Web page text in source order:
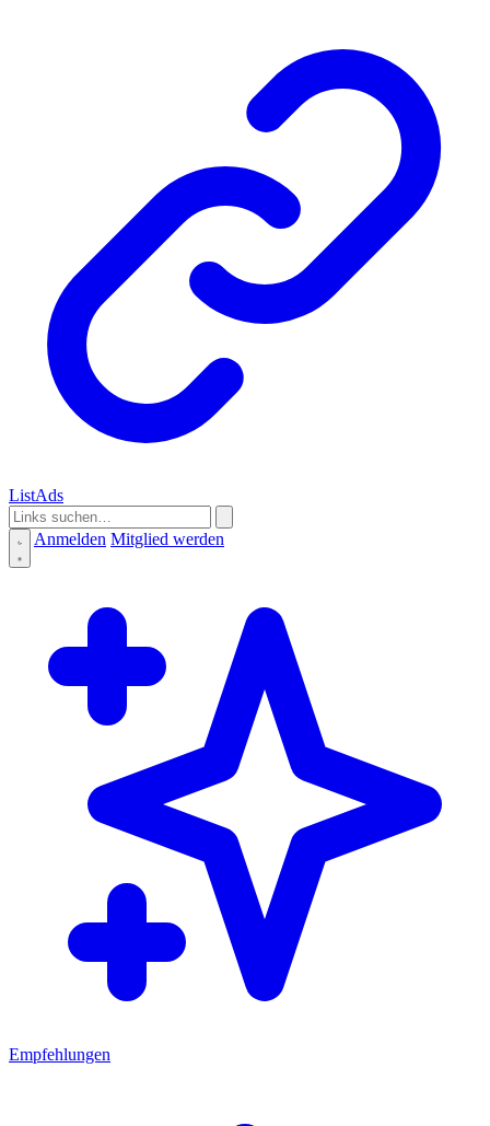
ListAds
Anmelden Mitglied werden
Empfehlungen